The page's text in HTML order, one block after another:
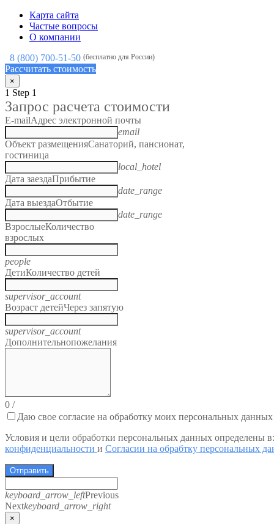
Карта сайта
Частые вопросы
О компании
8 (800) 700-51-50 (бесплатно для России)
Рассчитать стоимость
×
1 Step 1
Запрос расчета стоимости
E-mailАдрес электронной почты
email
Объект размещенияСанаторий, пансионат,
гостиница
local_hotel
Дата заездаПрибытие
date_range
Дата выездаОтбытие
date_range
ВзрослыеКоличество
взрослых
people
ДетиКоличество детей
supervisor_account
Возраст детейЧерез запятую
supervisor_account
Дополнительнопожелания
0 /
Даю свое согласие на обработку моих персональных данных
Условия и цели обработки персональных данных определены
конфиденциальности и Согласии на обрабтку персональных
Отправить
keyboard_arrow_leftPrevious
Nextkeyboard_arrow_right
×